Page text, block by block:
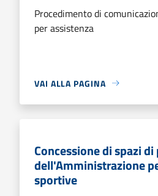
Procedimento di
per assistenza
VAI ALLA PAGINA
Concessione di spazi
dell'Amministrazione
sportive